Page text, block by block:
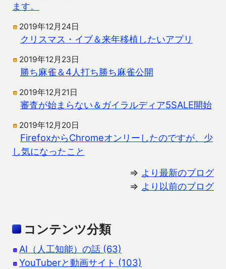
ます。
2019年12月24日
クリスマス・イブ＆来年移植したいアプリ
2019年12月23日
勝ち麻雀＆4人打ち勝ち麻雀公開
2019年12月21日
審査が始まらない＆ガイラルディア5SALE開始
2019年12月20日
FirefoxからChromeオンリーしたのですが、少
し気になったこと
⇒ より最新のブログ
⇒ より以前のブログ
コンテンツ分類
AI（人工知能）の話 (63)
YouTuberと動画サイト (103)